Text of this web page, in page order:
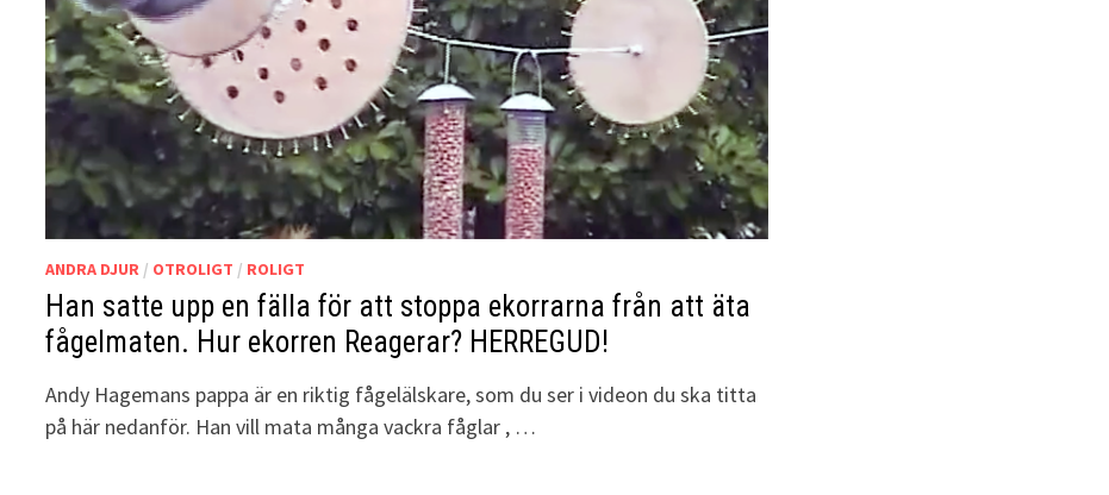
ANDRA DJUR / OTROLIGT / ROLIGT
Han satte upp en fälla för att stoppa ekorrarna från att äta
fågelmaten. Hur ekorren Reagerar? HERREGUD!
Andy Hagemans pappa är en riktig fågelälskare, som du ser i videon du ska titta
på här nedanför. Han vill mata många vackra fåglar , …